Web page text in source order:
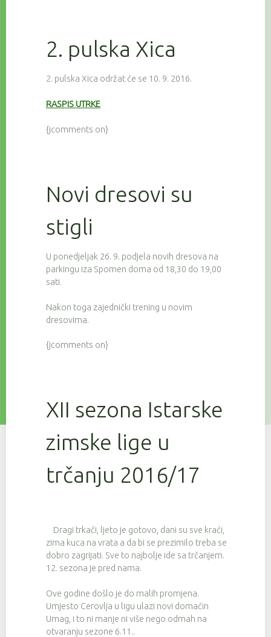
2. pulska Xica
2. pulska Xica održat će se 10. 9. 2016.
RASPIS UTRKE
{jcomments on}
Novi dresovi su
stigli
U ponedjeljak 26. 9. podjela novih dresova na
parkingu iza Spomen doma od 18,30 do 19,00
sati.
Nakon toga zajednički trening u novim
dresovima.
{jcomments on}
XII sezona Istarske
zimske lige u
trčanju 2016/17
Dragi trkači, ljeto je gotovo, dani su sve kraći,
zima kuca na vrata a da bi se prezimilo treba se
dobro zagrijati. Sve to najbolje ide sa trčanjem.
12. sezona je pred nama.
Ove godine došlo je do malih promjena.
Umjesto Cerovlja u ligu ulazi novi domaćin
Umag, i to ni manje ni više nego odmah na
otvaranju sezone 6.11..